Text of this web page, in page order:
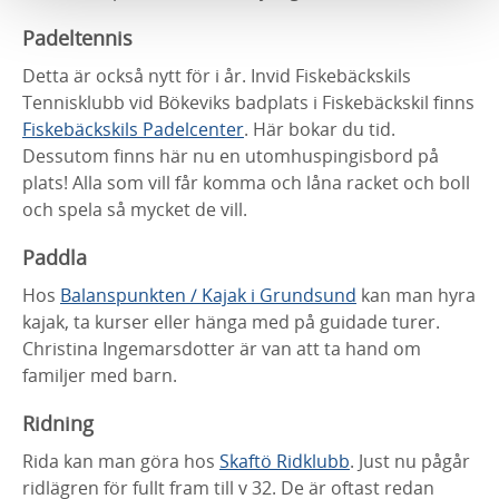
Padeltennis
Detta är också nytt för i år. Invid Fiskebäckskils
Tennisklubb vid Bökeviks badplats i Fiskebäckskil finns
Fiskebäckskils Padelcenter. Här bokar du tid.
Dessutom finns här nu en utomhuspingisbord på
plats! Alla som vill får komma och låna racket och boll
och spela så mycket de vill.
Paddla
Hos Balanspunkten / Kajak i Grundsund kan man hyra
kajak, ta kurser eller hänga med på guidade turer.
Christina Ingemarsdotter är van att ta hand om
familjer med barn.
Ridning
Rida kan man göra hos Skaftö Ridklubb. Just nu pågår
ridlägren för fullt fram till v 32. De är oftast redan